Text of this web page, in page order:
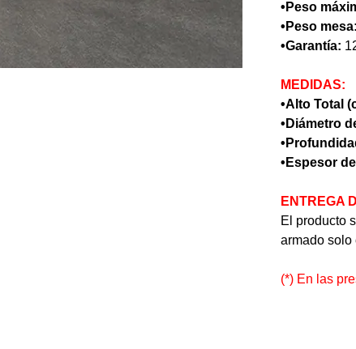
•Peso
•Peso mesa:
•Garantía:
MEDIDAS:
•Alto Total
•Diámetro
•Espesor
ENTREGA
El producto
armado solo
(*) En las